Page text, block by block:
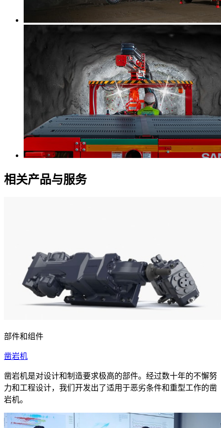
相关产品与服务
部件和组件
凿岩机
凿岩机是对设计和制造要求极高的部件。经过数十年的不懈努
力和工程设计，我们开发出了适用于恶劣条件和重型工作的凿
岩机。